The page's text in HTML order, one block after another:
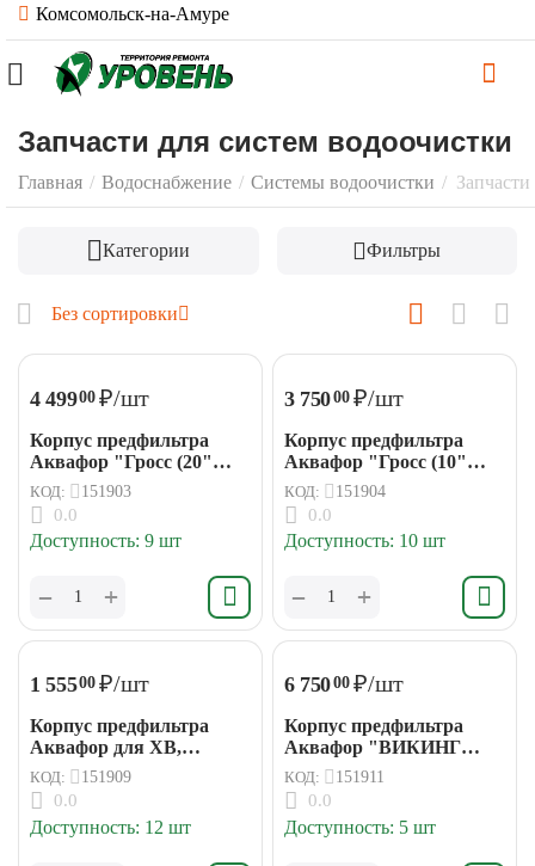
Комсомольск-на-Амуре
Запчасти для систем водоочистки
Главная / Водоснабжение / Системы водоочистки /
Категории Фильтры
Без сортировки
4 49900 ₽/шт
Корпус предфильтра
Аквафор "Гросс (20"
BIG BLUE)" для ХВ
(соед. 1")
КОД: 151903
0.0
Доступность: 9 шт
+
−
3 75000 ₽/шт
Корпус предфильтра
Аквафор "Гросс (10"
BIG BLUE)" для ХВ
(соед. 1")
КОД: 151904
0.0
Доступность: 10 шт
+
−
1 55500 ₽/шт
Корпус предфильтра
Аквафор для ХВ,
армированный
(соед.1/2")
КОД: 151909
0.0
Доступность: 12 шт
6 75000 ₽/шт
Корпус предфильтра
Аквафор "ВИКИНГ
Pro" (соед.1")
КОД: 151911
0.0
Доступность: 5 шт